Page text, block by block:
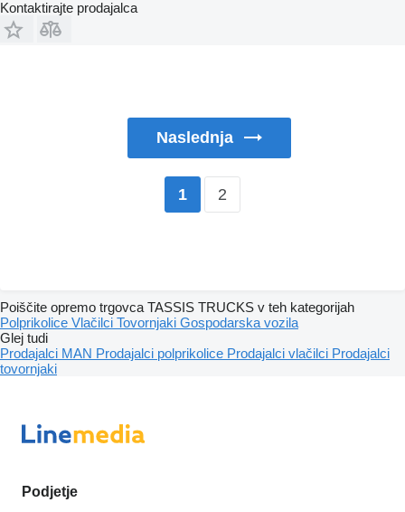
Kontaktirajte prodajalca
Naslednja
1 2
Poiščite opremo trgovca TASSIS TRUCKS v teh kategorijah
Polprikolice Vlačilci Tovornjaki Gospodarska vozila
Glej tudi
Prodajalci MAN Prodajalci polprikolice Prodajalci vlačilci Prodajalci
tovornjaki
Podjetje